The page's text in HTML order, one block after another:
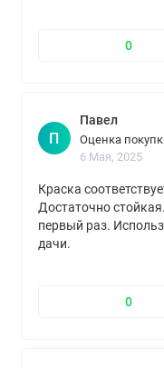
0
П
Павел
Оценка
6 Мая, 2025
Краска
Достаточно
первый раз.
дачи.
0